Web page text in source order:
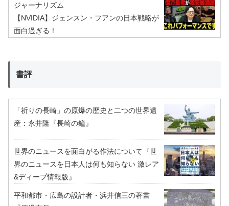
ジャーナリズム
【NVIDIA】ジェンスン・フアンの日本戦略が
面白過ぎる！
書評
「祈りの長崎」の原爆の歴史と二つの世界遺
産：永井隆『長崎の鐘』
世界のニュースを面白がる作法について『世
界のニュースを日本人は何も知らない 激レア
&ディープ情報版』
平和都市・広島の設計者・浜井信三の著書